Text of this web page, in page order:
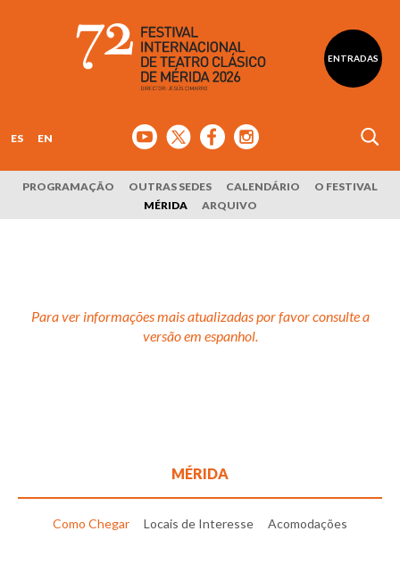
ENTRADAS
ES EN
PROGRAMAÇÃO OUTRAS SEDES CALENDÁRIO
O FESTIVAL
MÉRIDA
ARQUIVO
Para ver informações mais atualizadas por favor consulte a
versão em espanhol.
MÉRIDA
Como Chegar Locais de Interesse Acomodações